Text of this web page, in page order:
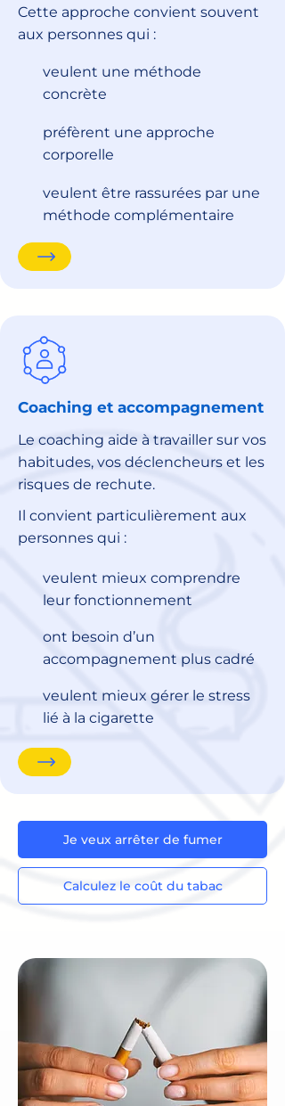
Cette approche convient souvent
aux personnes qui :
veulent une méthode
concrète
préfèrent une approche
corporelle
veulent être rassurées par une
méthode complémentaire
Coaching et accompagnement
Le coaching aide à travailler sur vos
habitudes, vos déclencheurs et les
risques de rechute.
Il convient particulièrement aux
personnes qui :
veulent mieux comprendre
leur fonctionnement
ont besoin d’un
accompagnement plus cadré
veulent mieux gérer le stress
lié à la cigarette
Je veux arrêter de fumer
Calculez le coût du tabac